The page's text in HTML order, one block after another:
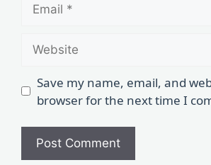
Save my name, email, and
browser for the next time I